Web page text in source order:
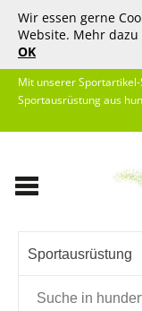
Wir essen gerne
Website. Mehr
OK
Mit unserer
Sportausrüstung aus
Sportausrüstung